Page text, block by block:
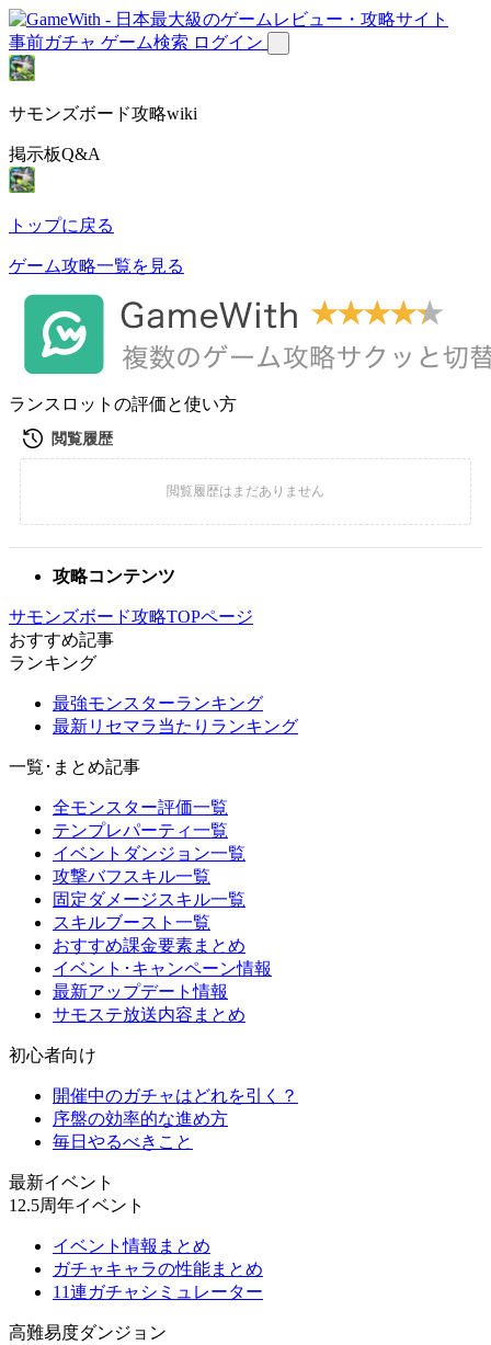
事前ガチャ ゲーム検索 ログイン
サモンズボード攻略wiki
掲示板Q&A
トップに戻る
ゲーム攻略一覧を見る
ランスロットの評価と使い方
攻略コンテンツ
サモンズボード攻略TOPページ
おすすめ記事
ランキング
最強モンスターランキング
最新リセマラ当たりランキング
一覧･まとめ記事
全モンスター評価一覧
テンプレパーティ一覧
イベントダンジョン一覧
攻撃バフスキル一覧
固定ダメージスキル一覧
スキルブースト一覧
おすすめ課金要素まとめ
イベント･キャンペーン情報
最新アップデート情報
サモステ放送内容まとめ
初心者向け
開催中のガチャはどれを引く？
序盤の効率的な進め方
毎日やるべきこと
最新イベント
12.5周年イベント
イベント情報まとめ
ガチャキャラの性能まとめ
11連ガチャシミュレーター
高難易度ダンジョン